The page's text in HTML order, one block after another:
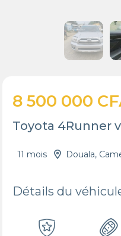
8 500 000
Toyota 4Runner
11 mois Douala,
Détails du